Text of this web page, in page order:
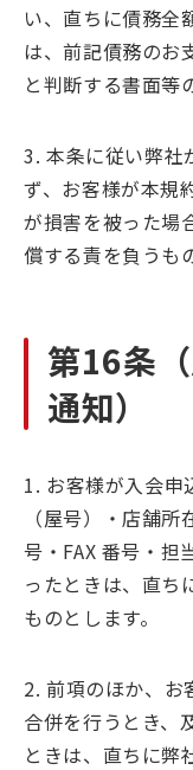
い、直ちに債務全
は、前記債務のお
と判断する書面等
3. 本条に従い弊社
ず、お客様が本規
が損害を被った場
償する責を負うも
第16条
通知）
1. お客様が入会申
（屋号）・店舗
号・FAX 番号・担
ったときは、直ち
ものとします。
2. 前項のほか、お
合併を行うとき、
ときは、直ちに弊